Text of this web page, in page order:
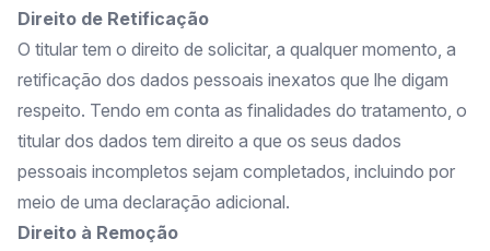
Direito de Retificação
O titular tem o direito de solicitar, a qualquer momento, a
retificação dos dados pessoais inexatos que lhe digam
respeito. Tendo em conta as finalidades do tratamento, o
titular dos dados tem direito a que os seus dados
pessoais incompletos sejam completados, incluindo por
meio de uma declaração adicional.
Direito à Remoção